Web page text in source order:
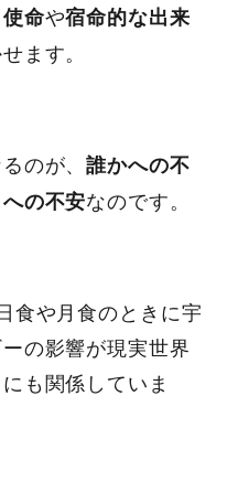
使命や宿命的な出来
ます。
のが、誰かへの不
の不安なのです。
食や月食のときに宇
の影響が現実世界
も関係していま